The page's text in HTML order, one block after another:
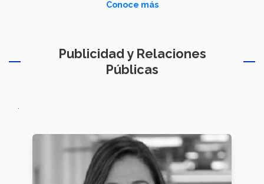
Conoce más
Publicidad y Relaciones
Públicas